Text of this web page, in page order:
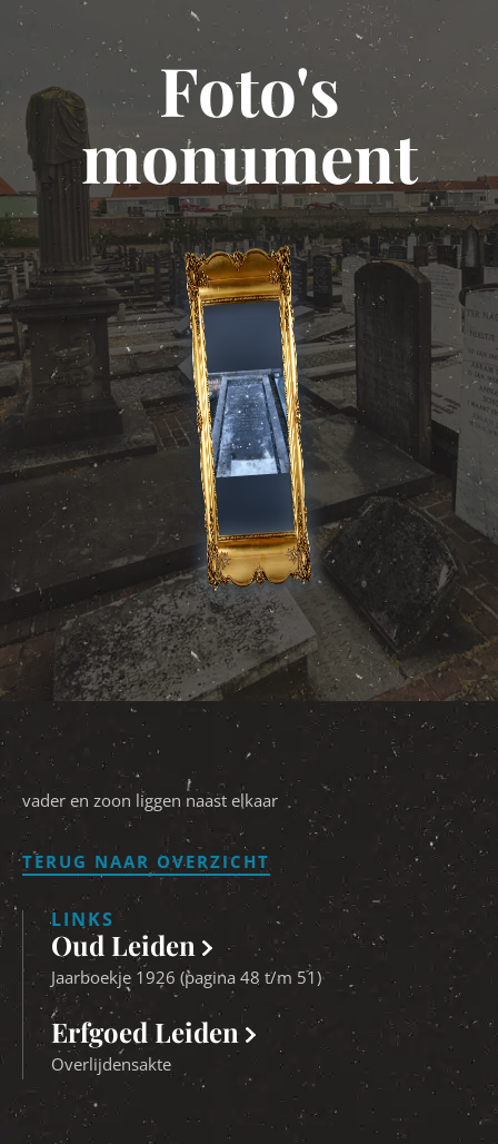
Foto's
monument
vader en zoon liggen naast elkaar
TERUG NAAR OVERZICHT
LINKS
Oud Leiden
Jaarboekje 1926 (pagina 48 t/m 51)
Erfgoed Leiden
Overlijdensakte